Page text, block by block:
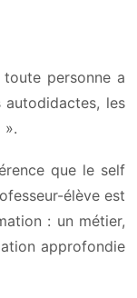
personne a
les
».
que le self
élève est
: un métier,
approfondie